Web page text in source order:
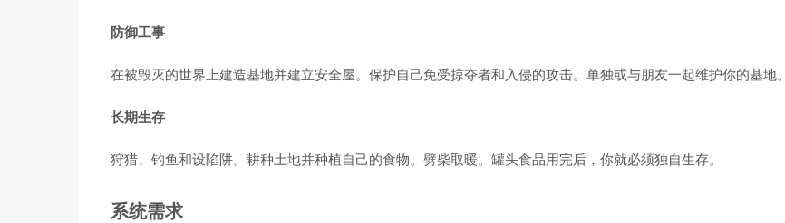
防御工事
在被毁灭的世界上建造基地并建立安全屋。保护自己免受掠夺者和入侵的攻击。单独或与朋友一起维护你的基地。
长期生存
狩猎、钓鱼和设陷阱。耕种土地并种植自己的食物。劈柴取暖。罐头食品用完后，你就必须独自生存。
系统需求